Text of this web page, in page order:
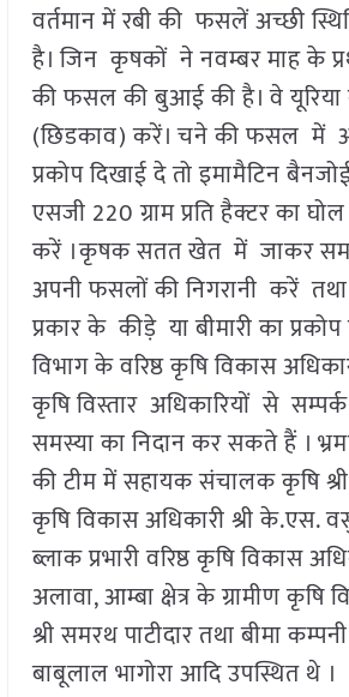
वर्तमान में रबी की फसलें अच्छी
है। जिन कृषकों ने नवम्बर माह के
की फसल की बुआई की है। वे यूरिया
(छिडकाव) करें। चने की फसल में
प्रकोप दिखाई दे तो इमामैटिन
एसजी 220 ग्राम प्रति हैक्टर का
करें ।कृषक सतत खेत में जाकर
अपनी फसलों की निगरानी करें
प्रकार के कीड़े या बीमारी का
विभाग के वरिष्ठ कृषि विकास
कृषि विस्तार अधिकारियों से
समस्या का निदान कर सकते हैं ।
की टीम में सहायक संचालक कृषि
कृषि विकास अधिकारी श्री के.एस.
ब्लाक प्रभारी वरिष्ठ कृषि विकास
अलावा, आम्बा क्षेत्र के ग्रामीण कृषि
श्री समरथ पाटीदार तथा बीमा कम्पनी
बाबूलाल भागोरा आदि उपस्थित थे ।